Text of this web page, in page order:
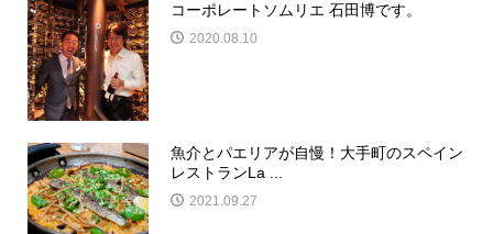
コーポレートソムリエ 石田博です。
2020.08.10
魚介とパエリアが自慢！大手町のスペイン
レストランLa ...
2021.09.27